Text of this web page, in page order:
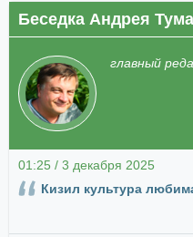
Беседка Андрея
главный
01:25 / 3 декабря 2025
Кизил культура